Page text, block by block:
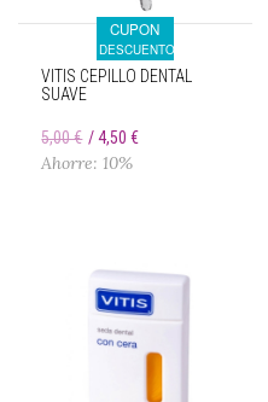
CUPON
DESCUENTO
VITIS CEPILLO DENTAL
SUAVE
5,00 € 4,50 €
Ahorre: 10%